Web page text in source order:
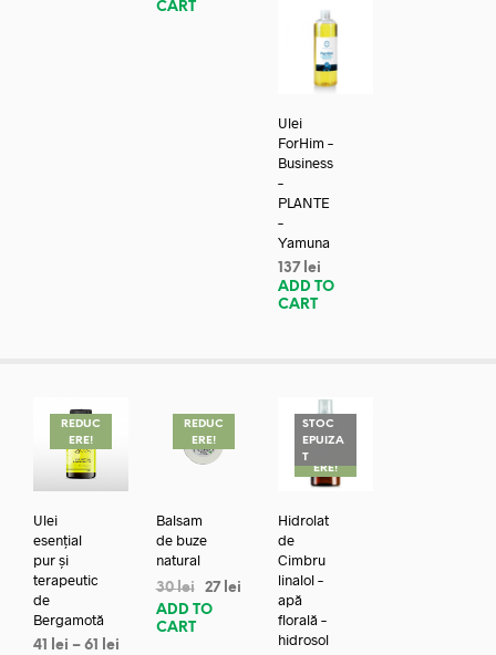
CART
Ulei
ForHim –
Business
–
PLANTE
–
Yamuna
137 lei
ADD TO
CART
REDUC
ERE!
Ulei
esențial
pur și
terapeutic
de
Bergamotă
41 lei – 61
lei
REDUC
ERE!
Balsam
de buze
natural
30lei 27 lei
ADD TO
CART
STOC
EPUIZA
TREDUC
ERE!
Hidrolat
de
Cimbru
linalol –
apă
florală –
hidrosol